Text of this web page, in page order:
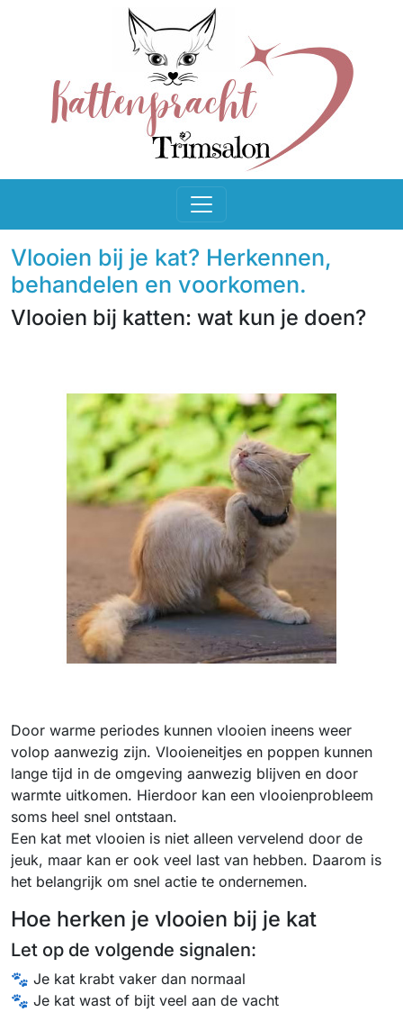
Vlooien bij je kat? Herkennen,
behandelen en voorkomen.
Vlooien bij katten: wat kun je doen?
Door warme periodes kunnen vlooien ineens weer
volop aanwezig zijn. Vlooieneitjes en poppen kunnen
lange tijd in de omgeving aanwezig blijven en door
warmte uitkomen. Hierdoor kan een vlooienprobleem
soms heel snel ontstaan.
Een kat met vlooien is niet alleen vervelend door de
jeuk, maar kan er ook veel last van hebben. Daarom is
het belangrijk om snel actie te ondernemen.
Hoe herken je vlooien bij je kat
Let op de volgende signalen:
🐾 Je kat krabt vaker dan normaal
🐾 Je kat wast of bijt veel aan de vacht